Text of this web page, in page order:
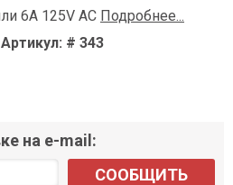
6A 125V AC Подробнее...
Артикул: # 343
на e-mail:
СООБЩИТЬ